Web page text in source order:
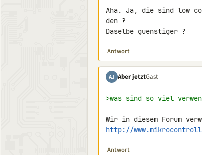
Aha. Ja, die sind low
den ?
Daselbe guenstiger ?
Antwort
AJ Aber jetztGast
>was sind so viel
http://
Antwort